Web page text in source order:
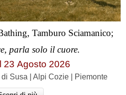
Tamburo Sciamanico;
parla solo il cuore.
23 Agosto 2026
Susa | Alpi Cozie | Piemonte